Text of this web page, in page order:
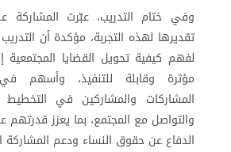
وفي ختام التدريب، عبّرت المشاركة
تقديرها لهذه التجربة، مؤكدة أن
لفهم كيفية تحويل القضايا
مؤثرة وقابلة للتنفيذ، وأسهم
المشاركات والمشاركين في التخطيط
والتواصل مع المجتمع، بما يعزز
الدفاع عن حقوق النساء ودعم المشاركة